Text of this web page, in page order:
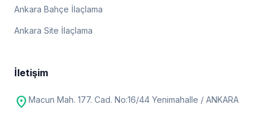
Ankara Bahçe İlaçlama
Ankara Site İlaçlama
İletişim
location_on Macun Mah. 177. Cad. No:16/44 Yenimahalle / ANKARA